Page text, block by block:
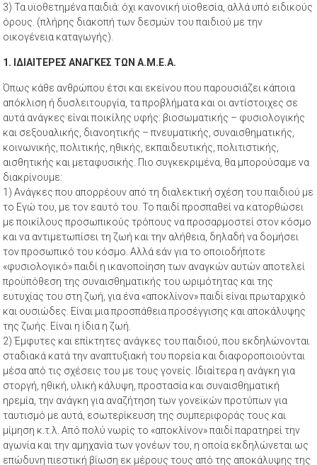
3) Τα υϊοθετημένα παιδιά: όχι κανονική υϊοθεσία, αλλά υπό ειδικούς
όρους. (πλήρης διακοπή των δεσμών του παιδιού με την
οικογένεια καταγωγής).
1. ΙΔΙΑΙΤΕΡΕΣ ΑΝΑΓΚΕΣ ΤΩΝ Α.Μ.Ε.Α.
Όπως κάθε ανθρώπου έτσι και εκείνου που παρουσιάζει κάποια
απόκλιση ή δυσλειτουργία, τα προβλήματα και οι αντίστοιχες σε
αυτά ανάγκες είναι ποικίλης υφής: βιοσωματικής – φυσιολογικής
και σεξουαλικής, διανοητικής – πνευματικής, συναισθηματικής,
κοινωνικής, πολιτικής, ηθικής, εκπαιδευτικής, πολιτιστικής,
αισθητικής και μεταφυσικής. Πιο συγκεκριμένα, θα μπορούσαμε να
διακρίνουμε:
1) Ανάγκες που απορρέουν από τη διαλεκτική σχέση του παιδιού με
το Εγώ του, με τον εαυτό του. Το παιδί προσπαθεί να κατορθώσει
με ποικίλους προσωπικούς τρόπους να προσαρμοστεί στον κόσμο
και να αντιμετωπίσει τη ζωή και την αλήθεια, δηλαδή να δομήσει
τον προσωπικό του κόσμο. Αλλά εάν για το οποιοδήποτε
«φυσιολογικό» παιδί η ικανοποίηση των αναγκών αυτών αποτελεί
προϋπόθεση της συναισθηματικής του ωριμότητας και της
ευτυχίας του στη ζωή, για ένα «αποκλίνον» παιδί είναι πρωταρχικό
και ουσιώδες. Είναι μια προσπάθεια προσέγγισης και αποκάλυψης
της ζωής. Είναι η ίδια η ζωή.
2) Έμφυτες και επίκτητες ανάγκες του παιδιού, που εκδηλώνονται
σταδιακά κατά την αναπτυξιακή του πορεία και διαφοροποιούνται
μέσα από τις σχέσεις του με τους γονείς. Ιδιαίτερα η ανάγκη για
στοργή, ηθική, υλική κάλυψη, προστασία και συναισθηματική
ηρεμία, την ανάγκη για αναζήτηση των γονεϊκών προτύπων για
ταυτισμό με αυτά, εσωτερίκευση της συμπεριφοράς τους και
μίμηση κ.τ.λ. Από πολύ νωρίς το «αποκλίνον» παιδί παρατηρεί την
αγωνία και την αμηχανία των γονέων του, η οποία εκδηλώνεται ως
επώδυνη πιεστική βίωση εκ μέρους τους από της αποκάλυψης της